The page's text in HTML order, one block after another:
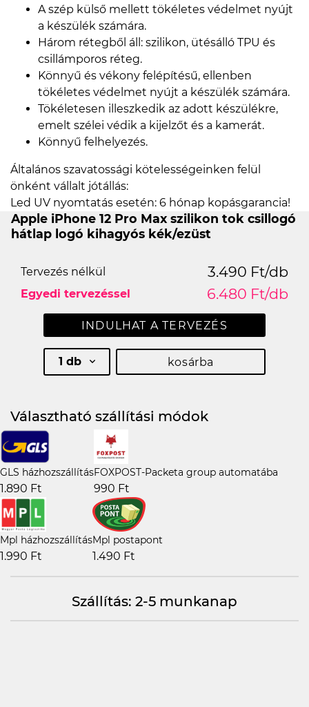
A szép külső mellett tökéletes védelmet nyújt
a készülék számára.
Három rétegből áll: szilikon, ütésálló TPU és
csillámporos réteg.
Könnyű és vékony felépítésű, ellenben
tökéletes védelmet nyújt a készülék számára.
Tökéletesen illeszkedik az adott készülékre,
emelt szélei védik a kijelzőt és a kamerát.
Könnyű felhelyezés.
Általános szavatossági kötelességeinken felül
önként vállalt jótállás:
Led UV nyomtatás esetén: 6 hónap kopásgarancia!
Apple iPhone 12 Pro Max szilikon tok csillogó
hátlap logó kihagyós kék/ezüst
Tervezés nélkül 3.490 Ft/db
Egyedi tervezéssel 6.480 Ft/db
INDULHAT A TERVEZÉS
1 db kosárba
Választható szállítási módok
GLS házhozszállítás
1.890 Ft
FOXPOST-Packeta group automatába
990 Ft
Mpl házhozszállítás
1.990 Ft
Mpl postapont
1.490 Ft
Szállítás: 2-5 munkanap